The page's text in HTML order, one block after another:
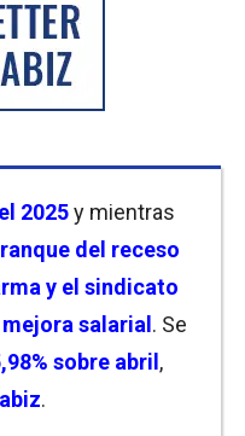
2025y mientras
del receso
y el sindicato
salarial . Se
sobre abril ,
.